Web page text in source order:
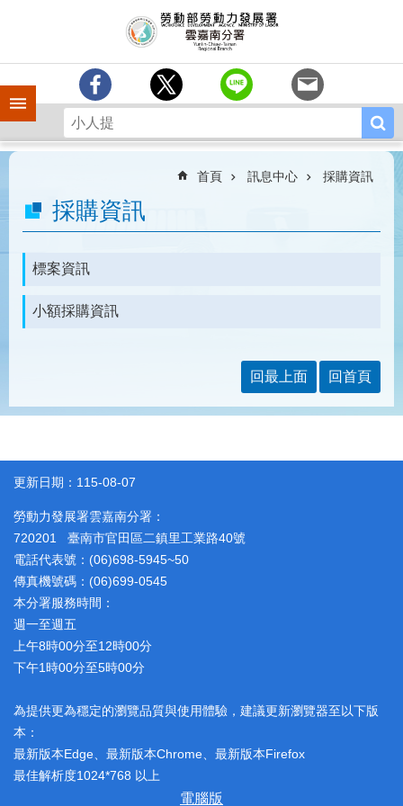
手機側欄
中
分
簡
業
務
相
連
見
為
服
務
網
站
導
覽
回
首
頁
English
民
信
箱
常
見
雙
語
首頁 訊息中心 採購資訊
採購資訊
標案資訊
小額採購資訊
回最上面 回首頁
更新日期：115-08-07
勞動力發展署雲嘉南分署：
720201 臺南市官田區二鎮里工業路40號
電話代表號：(06)698-5945~50
傳真機號碼：(06)699-0545
本分署服務時間：
週一至週五
上午8時00分至12時00分
下午1時00分至5時00分
為提供更為穩定的瀏覽品質與使用體驗，建議更新瀏覽器至以下版
本：
最新版本Edge、最新版本Chrome、最新版本Firefox
最佳解析度1024*768 以上
電腦版